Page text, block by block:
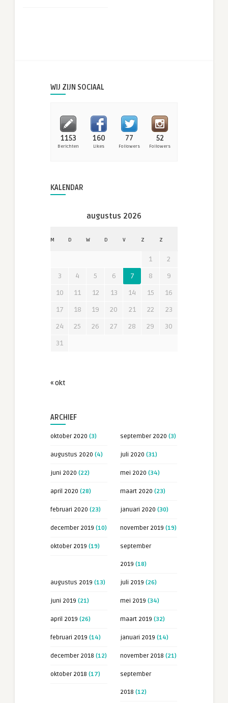
WIJ ZIJN SOCIAAL
1153
Berichten
160
Likes
77
Followers
52
Followers
KALENDAR
augustus 2026
M D W D V Z Z
1
2
3
4 5 6 7 8
9
10
11 12 13 14 15
16
17
18 19 20 21 22
23
24
25 26 27 28 29
30
31
« okt
ARCHIEF
oktober 2020 (3) september 2020 (3)
augustus 2020 (4) juli 2020 (31)
juni 2020 (22) mei 2020 (34)
april 2020 (28) maart 2020 (23)
februari 2020 (23) januari 2020 (30)
december 2019 (10) november 2019 (19)
oktober 2019 (19) september
2019 (18)
augustus 2019 (13) juli 2019 (26)
juni 2019 (21) mei 2019 (34)
april 2019 (26) maart 2019 (32)
februari 2019 (14) januari 2019 (14)
december 2018 (12) november 2018 (21)
oktober 2018 (17) september
2018 (12)